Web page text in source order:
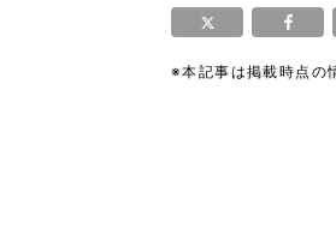
※本記事は掲載時点の